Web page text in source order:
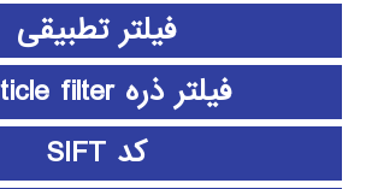
فیلتر تطبیقی
فیلتر ذره particle filter
کد SIFT